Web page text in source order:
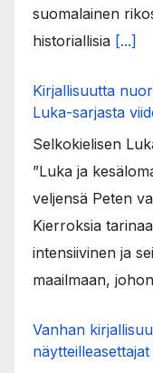
suomalainen
historiallisia [...]
Kirjallisuutta
Luka-sarjasta
Selkokielisen
”Luka ja
veljensä Peten
Kierroksia
intensiivinen ja
maailmaan, johon
Vanhan